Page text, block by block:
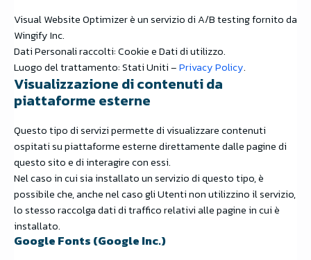
Visual Website Optimizer è un servizio di A/B testing fornito da
Wingify Inc.
Dati Personali raccolti: Cookie e Dati di utilizzo.
Luogo del trattamento: Stati Uniti –Privacy Policy.
Visualizzazione di contenuti da
piattaforme esterne
Questo tipo di servizi permette di visualizzare contenuti
ospitati su piattaforme esterne direttamente dalle pagine di
questo sito e di interagire con essi.
Nel caso in cui sia installato un servizio di questo tipo, è
possibile che, anche nel caso gli Utenti non utilizzino il servizio,
lo stesso raccolga dati di traffico relativi alle pagine in cui è
installato.
Google Fonts (Google Inc.)